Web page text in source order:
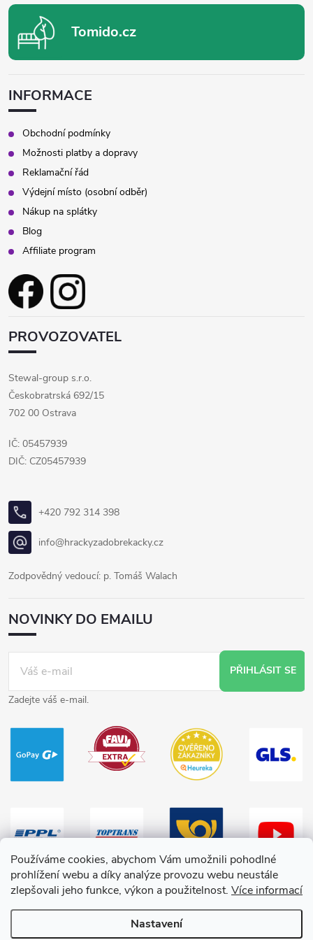
Používáme cookies, abychom Vám umožnili pohodlné
prohlížení webu a díky analýze provozu webu neustále
zlepšovali jeho funkce, výkon a použitelnost. Více informací
Nastavení
Tomido.cz
INFORMACE
Obchodní podmínky
Možnosti platby a dopravy
Reklamační řád
Výdejní místo (osobní odběr)
Nákup na splátky
Blog
Affiliate program
PROVOZOVATEL
Stewal-group s.r.o.
Českobratrská 692/15
702 00 Ostrava
IČ: 05457939
DIČ: CZ05457939
+420 792 314 398
info@hrackyzadobrekacky.cz
Zodpovědný vedoucí: p. Tomáš Walach
NOVINKY DO EMAILU
PŘIHLÁSIT SE
Zadejte váš e-mail.